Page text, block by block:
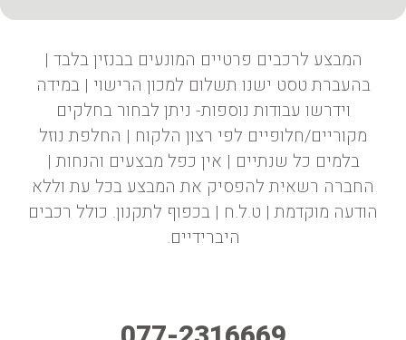
המבצע לרכבים פרטיים המונעים בבנזין בלבד |
בהעברת טסט ישנו תשלום למכון הרישוי | במידה
וידרשו עבודות נוספות- ניתן לבחור בחלקים
מקוריים/חלופיים לפי רצון הלקוח | החלפת נוזל
בלמים כל שנתיים | אין כפל מבצעים והנחות |
החברה רשאית להפסיק את המבצע בכל עת וללא
הודעה מוקדמת | ט.ל.ח | בכפוף לתקנון. כולל רכבים
היברידיים.